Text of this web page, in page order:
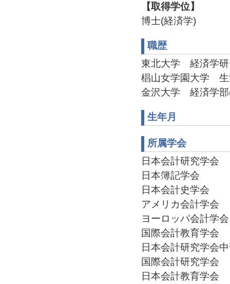
【取得学位】
博士(経済学)
職歴
東北大学 経済学
椙山女学園大学
金沢大学 経済学部
生年月
所属学会
日本会計研究学会
日本簿記学会
日本会計史学会
アメリカ会計学会
ヨーロッパ会計学会
国際会計教育学会
日本会計研究学会
国際会計研究学会
日本会計教育学会